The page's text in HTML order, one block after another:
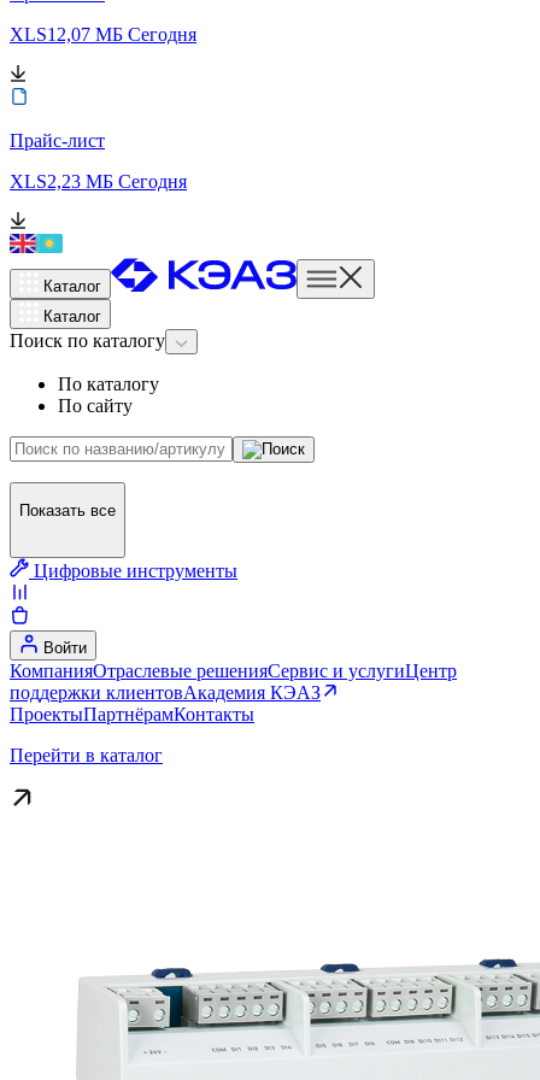
XLS12,07 МБ Сегодня
Прайс-лист
XLS2,23 МБ Сегодня
Каталог
Каталог
Поиск по каталогу
По каталогу
По сайту
Показать все
Цифровые инструменты
Войти
КомпанияОтраслевые решенияСервис и услугиЦентр
поддержки клиентовАкадемия КЭАЗ
ПроектыПартнёрамКонтакты
Перейти в каталог